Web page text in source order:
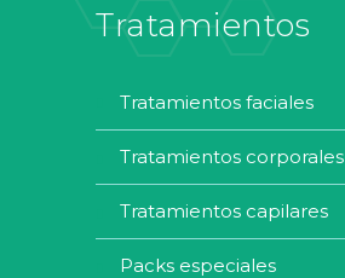
Tratamientos
tratamientos faciales
tratamientos corporales
tratamientos capilares
packs especiales